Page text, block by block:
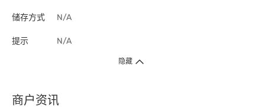
储存方式 N/A
提示 N/A
隐藏
商户资讯